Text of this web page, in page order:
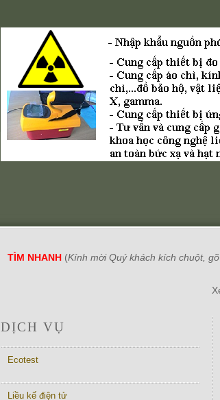
TÌM NHANH (Kính mời Quý khách kích chuột,
DỊCH VỤ
Ecotest
Liều kế điện tử